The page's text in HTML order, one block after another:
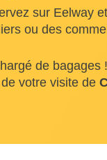
sur Eelway
ou des
de bagages
votre visite de